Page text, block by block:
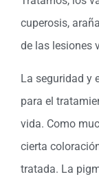
cuperosis,
de las lesiones
La seguridad y
para el
vida. Como
cierta
tratada. La